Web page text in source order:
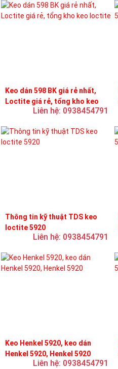
Keo dán 598 BK giá rẻ nhất,
Loctite giá rẻ, tổng kho keo
Liên hệ: 0938454791
Thông tin kỹ thuật TDS keo
loctite 5920
Liên hệ: 0938454791
Keo Henkel 5920, keo dán
Henkel 5920, Henkel 5920
Liên hệ: 0938454791